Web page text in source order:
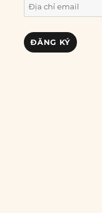
Địa
chỉ
email
ĐĂNG KÝ